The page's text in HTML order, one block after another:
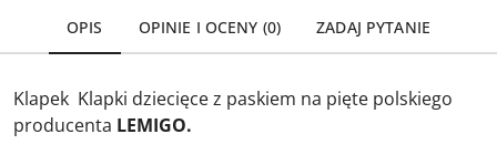
OPIS OPINIE I OCENY (0) ZADAJ PYTANIE
Klapek Klapki dziecięce z paskiem na pięte polskiego
producenta LEMIGO.